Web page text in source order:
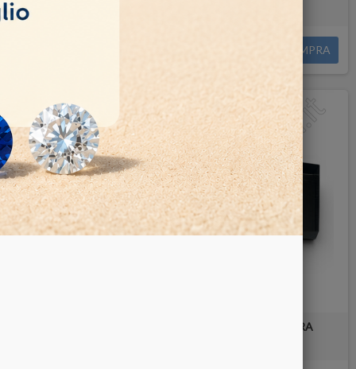
COMPRA
NUOVO PRODOTTO
SET PALETTE RACCOGLI PIETRA